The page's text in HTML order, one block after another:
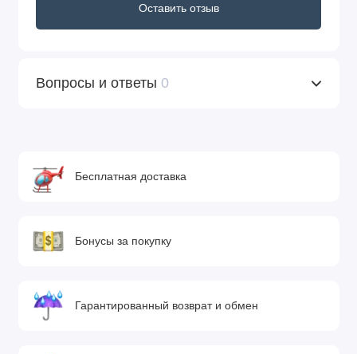
Оставить отзыв
Вопросы и ответы 0
Бесплатная доставка
Бонусы за покупку
Гарантированный возврат и обмен